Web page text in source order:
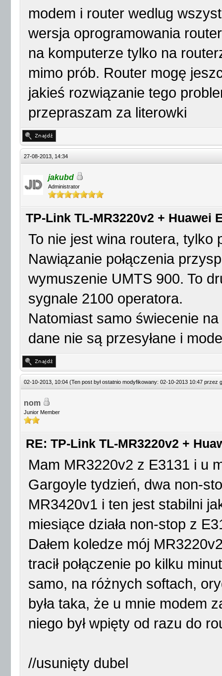
modem i router wedlug
wersja oprogramowania
na komputerze tylko na
mimo prób. Router mogę
jakieś rozwiązanie tego
przepraszam za literowki
27-08-2013, 14:34
jakubd
Administrator
TP-Link TL-MR3220v2 + Huawei
To nie jest wina routera, tylko
Nawiązanie połączenia
wymuszenie UMTS 900. To
sygnale 2100 operatora.
Natomiast samo świecenie
dane nie są przesyłane i
02-10-2013, 10:04 (Ten post był ostatnio modyfikowany: 02-10-2013 10:47 przez
nom
Junior Member
RE: TP-Link TL-MR3220v2 +
Mam MR3220v2 z E3131 i u
Gargoyle tydzień, dwa non-
MR3420v1 i ten jest stabilni
miesiące działa non-stop z
Dałem koledze mój
tracił połączenie po kilku
samo, na różnych softach,
była taka, że u mnie modem
niego był wpięty od razu do
//usunięty dubel